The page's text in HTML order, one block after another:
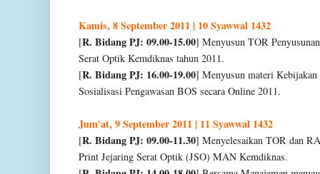
Kamis, 8 September 2011 | 10 Syawwal 1432
[R. Bidang PJ: 09.00-15.00] Menyusun TOR
Serat Optik Kemdiknas tahun 2011.
[R. Bidang PJ: 16.00-19.00] Menyusun materi
Sosialisasi Pengawasan BOS secara Online 2011.
Jum'at, 9 September 2011 | 11 Syawwal 1432
[R. Bidang PJ: 09.00-11.30] Menyelesaikan TOR dan
Print Jejaring Serat Optik (JSO) MAN Kemdiknas.